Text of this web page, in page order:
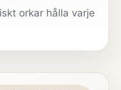
orkar hålla varje